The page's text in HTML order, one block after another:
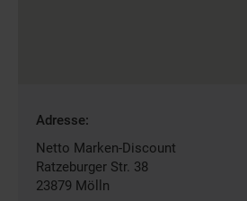
Gefundene
Filiale
Adresse:
Netto Marken-Discount
Ratzeburger Str. 38
23879 Mölln